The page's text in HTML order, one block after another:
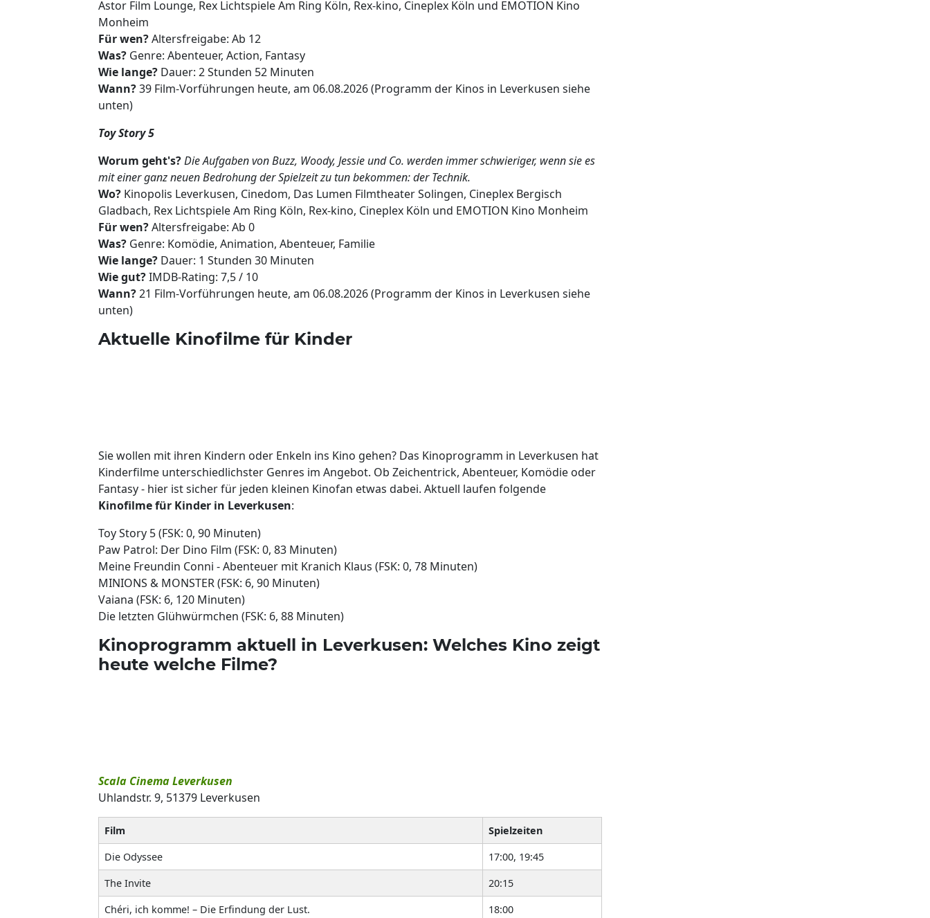
Astor Film Lounge, Rex Lichtspiele Am Ring Köln, Rex-kino, Cineplex Köln und EMOTION Kino
Monheim
Für wen?Altersfreigabe: Ab 12
Was? Genre: Abenteuer, Action, Fantasy
Wie lange? Dauer: 2 Stunden 52 Minuten
Wann?39 Film-Vorführungen heute, am 06.08.2026 (Programm der Kinos in Leverkusen siehe
unten)
Toy Story 5
Worum geht's?Die Aufgaben von Buzz, Woody, Jessie und Co. werden immer schwieriger, wenn sie es
mit einer ganz neuen Bedrohung der Spielzeit zu tun bekommen: der Technik.
Wo? Kinopolis Leverkusen, Cinedom, Das Lumen Filmtheater Solingen, Cineplex Bergisch
Gladbach, Rex Lichtspiele Am Ring Köln, Rex-kino, Cineplex Köln und EMOTION Kino Monheim
Für wen?Altersfreigabe: Ab 0
Was? Genre: Komödie, Animation, Abenteuer, Familie
Wie lange? Dauer: 1 Stunden 30 Minuten
Wie gut?IMDB-Rating: 7,5 / 10
Wann?21 Film-Vorführungen heute, am 06.08.2026 (Programm der Kinos in Leverkusen siehe
unten)
Aktuelle Kinofilme für Kinder
Sie wollen mit ihren Kindern oder Enkeln ins Kino gehen? Das Kinoprogramm in Leverkusen hat
Kinderfilme unterschiedlichster Genres im Angebot. Ob Zeichentrick, Abenteuer, Komödie oder
Fantasy - hier ist sicher für jeden kleinen Kinofan etwas dabei. Aktuell laufen folgende
Kinofilme für Kinder in Leverkusen:
Toy Story 5 (FSK: 0, 90 Minuten)
Paw Patrol: Der Dino Film (FSK: 0, 83 Minuten)
Meine Freundin Conni - Abenteuer mit Kranich Klaus (FSK: 0, 78 Minuten)
MINIONS & MONSTER (FSK: 6, 90 Minuten)
Vaiana (FSK: 6, 120 Minuten)
Die letzten Glühwürmchen (FSK: 6, 88 Minuten)
Kinoprogramm aktuell in Leverkusen: Welches Kino zeigt
heute welche Filme?
Scala Cinema Leverkusen
Uhlandstr. 9, 51379 Leverkusen
Film
Spielzeiten
Die Odyssee
17:00, 19:45
The Invite
20:15
Chéri, ich komme! – Die Erfindung der Lust.
18:00